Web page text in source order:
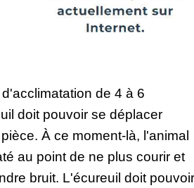
de 4 à 6
doit pouvoir se déplacer
À ce moment-là, l'animal
au point de ne plus courir et
bruit. L'écureuil doit pouvoir